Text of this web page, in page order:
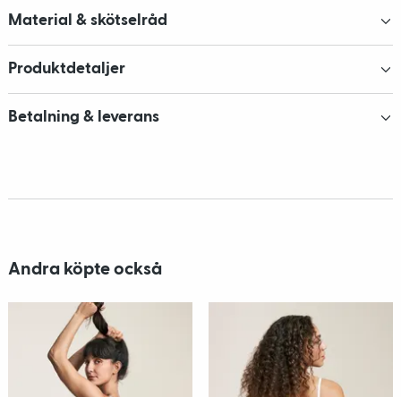
Material & skötselråd
Produktdetaljer
Betalning & leverans
Andra köpte också